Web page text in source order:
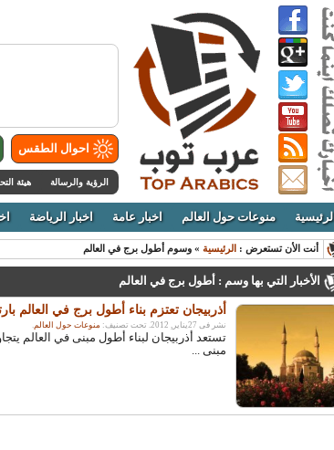
احوال الطقس
الرؤية والرسالة هيئة
الرئيسية منوعات حول العالم اخبار عامة اخبار الرياضة
أنت الأن تستعرض : الرئيسية » وسوم أطول برج في العالم
الأخبار التي بها وسم : أطول برج في العالم
أذربيجان تعتزم بناء أطول برج في العالم
نشر فى 27يناير, 2012. تحت تصنيف: منوعات حول العالم.
تستعد أذربيجان لبناء أطول مبنى في العالم
مبنى ...